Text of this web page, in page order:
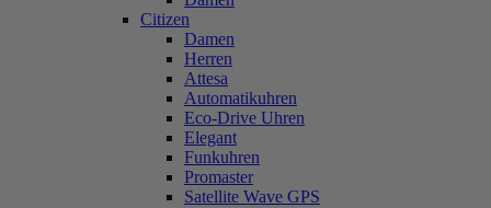
Citizen
Damen
Herren
Attesa
Automatikuhren
Eco-Drive Uhren
Elegant
Funkuhren
Promaster
Satellite Wave GPS